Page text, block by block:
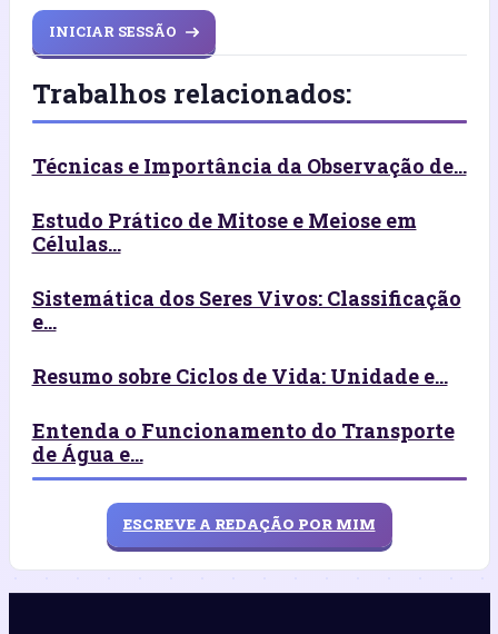
INICIAR SESSÃO
Trabalhos relacionados:
Técnicas e Importância da Observação de...
Estudo Prático de Mitose e Meiose em
Células...
Sistemática dos Seres Vivos: Classificação
e...
Resumo sobre Ciclos de Vida: Unidade e...
Entenda o Funcionamento do Transporte
de Água e...
ESCREVE A REDAÇÃO POR MIM